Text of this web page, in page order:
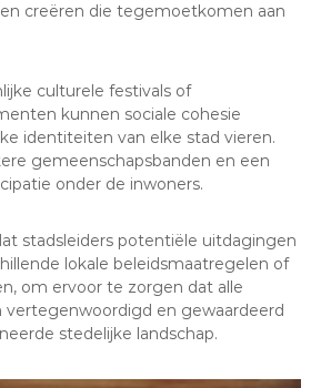
creëren die tegemoetkomen aan
culturele festivals of
kunnen sociale cohesie
identiteiten van elke stad vieren.
gemeenschapsbanden en een
onder de inwoners.
stadsleiders potentiële uitdagingen
lokale beleidsmaatregelen of
om ervoor te zorgen dat alle
en gewaardeerd
stedelijke landschap.